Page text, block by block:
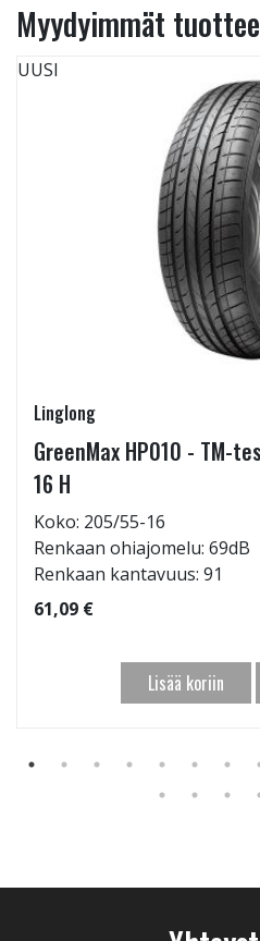
Myydyimmät
UUSI
Linglong
GreenMax HP010 - TM-
16 H
Koko: 205/55-16
Renkaan ohiajomelu: 69dB
Renkaan kantavuus: 91
61,09 €
Lisää koriin